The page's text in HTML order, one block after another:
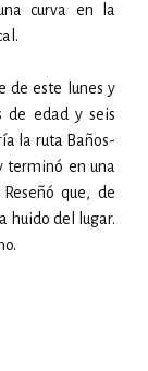
curva en la
de este lunes y
de edad y seis
la ruta Baños-
terminó en una
que, de
huido del lugar.